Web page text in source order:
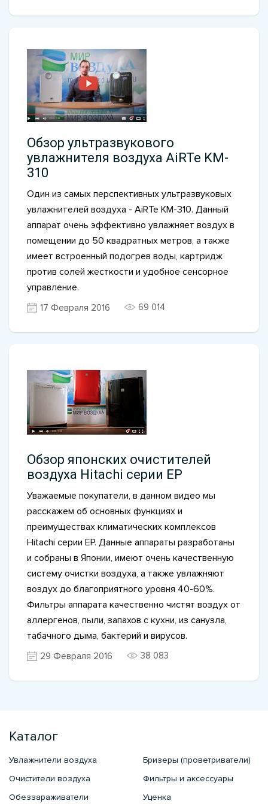
Обзор ультразвукового
увлажнителя воздуха AiRTe KM-
310
Один из самых перспективных ультразвуковых
увлажнителей воздуха - AiRTe KM-310. Данный
аппарат очень эффективно увлажняет воздух в
помещении до 50 квадратных метров, а также
имеет встроенный подогрев воды, картридж
против солей жесткости и удобное сенсорное
управление.
17 Февраля 2016 69 014
Обзор японских очистителей
воздуха Hitachi серии EP
Уважаемые покупатели, в данном видео мы
расскажем об основных функциях и
преимуществах климатических комплексов
Hitachi серии EP. Данные аппараты разработаны
и собраны в Японии, имеют очень качественную
систему очистки воздуха, а также увлажняют
воздух до благоприятного уровня 40-60%.
Фильтры аппарата качественно чистят воздух от
аллергенов, пыли, запахов с кухни, из санузла,
табачного дыма, бактерий и вирусов.
29 Февраля 2016 38 083
Каталог
Увлажнители воздуха
Очистители воздуха
Обеззараживатели
Бризеры (проветриватели)
Фильтры и аксессуары
Уценка